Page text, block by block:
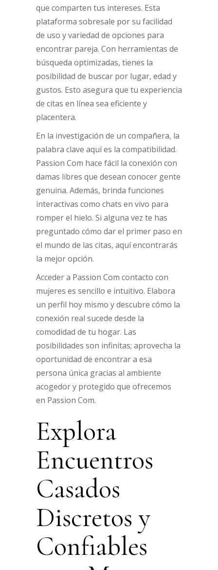
que comparten tus intereses. Esta
plataforma sobresale por su facilidad
de uso y variedad de opciones para
encontrar pareja. Con herramientas de
búsqueda optimizadas, tienes la
posibilidad de buscar por lugar, edad y
gustos. Esto asegura que tu experiencia
de citas en línea sea eficiente y
placentera.
En la investigación de un compañera, la
palabra clave aquí es la compatibilidad.
Passion Com hace fácil la conexión con
damas libres que desean conocer gente
genuina. Además, brinda funciones
interactivas como chats en vivo para
romper el hielo. Si alguna vez te has
preguntado cómo dar el primer paso en
el mundo de las citas, aquí encontrarás
la mejor opción.
Acceder a Passion Com contacto con
mujeres es sencillo e intuitivo. Elabora
un perfil hoy mismo y descubre cómo la
conexión real sucede desde la
comodidad de tu hogar. Las
posibilidades son infinitas; aprovecha la
oportunidad de encontrar a esa
persona única gracias al ambiente
acogedor y protegido que ofrecemos
en Passion Com.
Explora
Encuentros
Casados
Discretos y
Confiables